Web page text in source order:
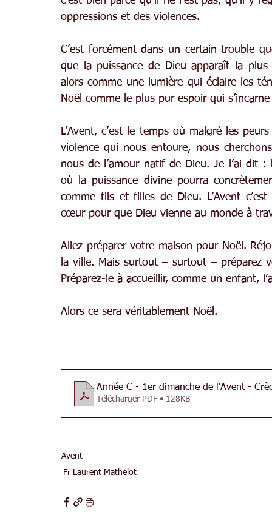
oppressions et des violences.
C’est forcément dans un certain trouble
que la puissance de Dieu apparaît la
alors comme une lumière qui éclaire les
Noël comme le plus pur espoir qui
L’Avent, c’est le temps où malgré les
violence qui nous entoure, nous
nous de l’amour natif de Dieu. Je l’ai dit
où la puissance divine pourra
comme fils et filles de Dieu. L’Avent
cœur pour que Dieu vienne au monde à
Allez préparer votre maison pour Noël.
la ville. Mais surtout – surtout – préparez
Préparez-le à accueillir, comme un enfant,
Alors ce sera véritablement Noël.
Année C - 1er dimanche de l'Avent -
Télécharger PDF • 128KB
Avent
Fr Laurent Mathelot